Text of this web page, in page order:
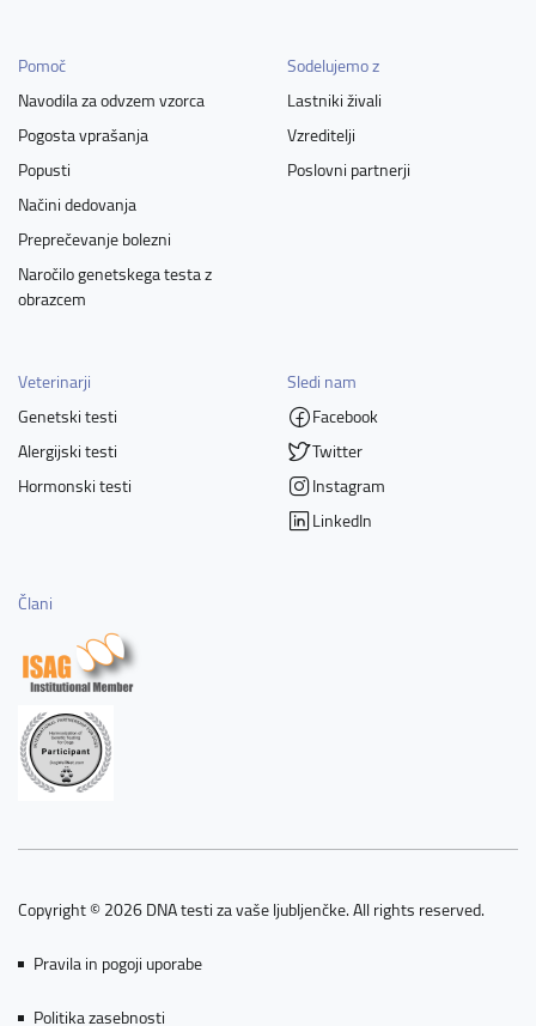
Pomoč
Navodila za odvzem vzorca
Pogosta vprašanja
Popusti
Načini dedovanja
Preprečevanje bolezni
Naročilo genetskega testa z
obrazcem
Sodelujemo z
Lastniki živali
Vzreditelji
Poslovni partnerji
Veterinarji
Genetski testi
Alergijski testi
Hormonski testi
Sledi nam
Facebook
Twitter
Instagram
LinkedIn
Člani
Copyright © 2026 DNA testi za vaše ljubljenčke. All rights reserved.
Pravila in pogoji uporabe
Politika zasebnosti